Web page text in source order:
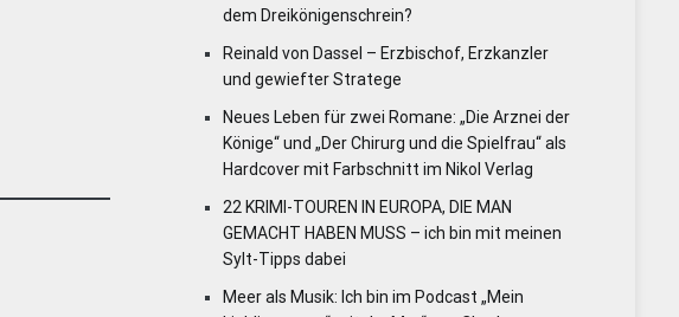
dem Dreikönigenschrein?
Reinald von Dassel – Erzbischof, Erzkanzler
und gewiefter Stratege
Neues Leben für zwei Romane: „Die Arznei der
Könige“ und „Der Chirurg und die Spielfrau“ als
Hardcover mit Farbschnitt im Nikol Verlag
22 KRIMI-TOUREN IN EUROPA, DIE MAN
GEMACHT HABEN MUSS – ich bin mit meinen
Sylt-Tipps dabei
Meer als Musik: Ich bin im Podcast „Mein